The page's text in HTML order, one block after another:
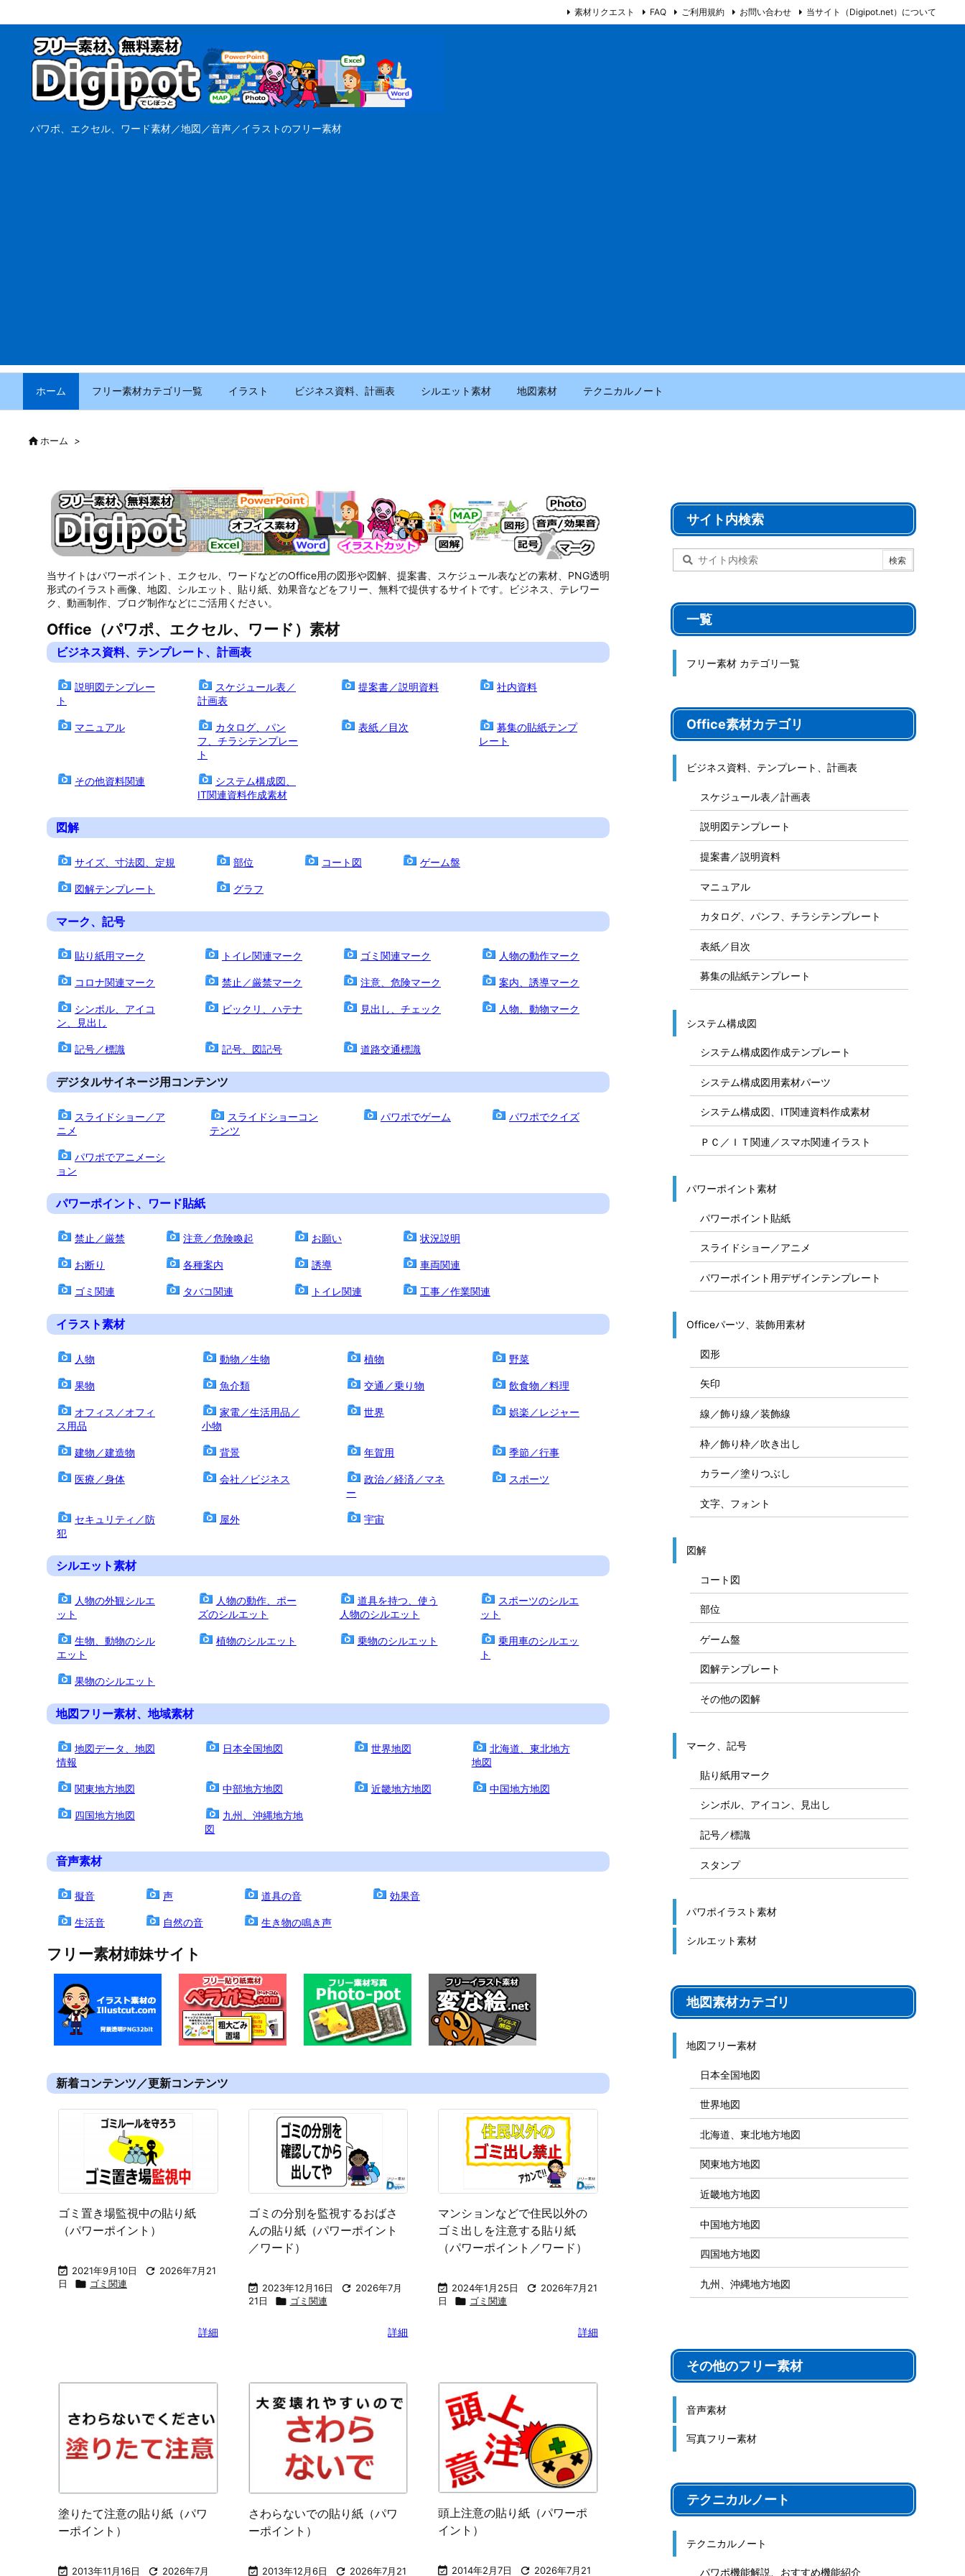
パワポ、エクセル、ワード素材／地図／音声／イラストのフリー素材
ホーム フリー素材カテゴリ一覧 イラスト ビジネス資料、計画表 シルエット素材 地図素材 テクニカルノート
素材リクエスト FAQ ご利用規約 お問い合わせ 当サイト（Digipot.net）について
ホーム >
当サイトはパワーポイント、エクセル、ワードなどのOffice用の図形や図解、提案書、スケジュール表などの素材、PNG透明
形式のイラスト画像、地図、シルエット、貼り紙、効果音などをフリー、無料で提供するサイトです。ビジネス、テレワー
ク、動画制作、ブログ制作などにご活用ください。
Office（パワポ、エクセル、ワード）素材
ビジネス資料、テンプレート、計画表
説明図テンプレー
ト
スケジュール表／
計画表
提案書／説明資料 社内資料
マニュアル
カタログ、パン
フ、チラシテンプレー
ト
表紙／目次
募集の貼紙テンプ
レート
その他資料関連
システム構成図、
IT関連資料作成素材
図解
サイズ、寸法図、定規 部位 コート図 ゲーム盤
図解テンプレート グラフ
マーク、記号
貼り紙用マーク トイレ関連マーク ゴミ関連マーク 人物の動作マーク
コロナ関連マーク 禁止／厳禁マーク 注意、危険マーク 案内、誘導マーク
シンボル、アイコ
ン、見出し
ビックリ、ハテナ 見出し、チェック 人物、動物マーク
記号／標識 記号、図記号 道路交通標識
デジタルサイネージ用コンテンツ
スライドショー／ア
ニメ
スライドショーコン
テンツ
パワポでゲーム パワポでクイズ
パワポでアニメーシ
ョン
パワーポイント、ワード貼紙
禁止／厳禁 注意／危険喚起 お願い 状況説明
お断り 各種案内 誘導 車両関連
ゴミ関連 タバコ関連 トイレ関連 工事／作業関連
イラスト素材
人物 動物／生物 植物 野菜
果物 魚介類 交通／乗り物 飲食物／料理
オフィス／オフィ
ス用品
家電／生活用品／
小物
世界 娯楽／レジャー
建物／建造物 背景 年賀用 季節／行事
医療／身体 会社／ビジネス
政治／経済／マネ
ー
スポーツ
セキュリティ／防
犯
屋外 宇宙
シルエット素材
人物の外観シルエ
ット
人物の動作、ポー
ズのシルエット
道具を持つ、使う
人物のシルエット
スポーツのシルエ
ット
生物、動物のシル
エット
植物のシルエット 乗物のシルエット
乗用車のシルエッ
ト
果物のシルエット
地図フリー素材、地域素材
地図データ、地図
情報
日本全国地図 世界地図
北海道、東北地方
地図
関東地方地図 中部地方地図 近畿地方地図 中国地方地図
四国地方地図
九州、沖縄地方地
図
音声素材
擬音 声 道具の音 効果音
生活音 自然の音 生き物の鳴き声
フリー素材姉妹サイト
新着コンテンツ／更新コンテンツ
ゴミ置き場監視中の貼り紙
（パワーポイント）
 2021年9月10日  2026年7月21
日
 ゴミ関連
詳細
ゴミの分別を監視するおばさ
んの貼り紙（パワーポイント
／ワード）
 2023年12月16日  2026年7月
21日
 ゴミ関連
詳細
マンションなどで住民以外の
ゴミ出しを注意する貼り紙
（パワーポイント／ワード）
 2024年1月25日  2026年7月21
日
 ゴミ関連
詳細
塗りたて注意の貼り紙（パワ
ーポイント）
 2013年11月16日  2026年7月
さわらないでの貼り紙（パワ
ーポイント）
 2013年12月6日  2026年7月21
頭上注意の貼り紙（パワーポ
イント）
 2014年2月7日  2026年7月21
サイト内検索
一覧
フリー素材 カテゴリ一覧
Office素材カテゴリ
ビジネス資料、テンプレート、計画表
スケジュール表／計画表
説明図テンプレート
提案書／説明資料
マニュアル
カタログ、パンフ、チラシテンプレート
表紙／目次
募集の貼紙テンプレート
システム構成図
システム構成図作成テンプレート
システム構成図用素材パーツ
システム構成図、IT関連資料作成素材
ＰＣ／ＩＴ関連／スマホ関連イラスト
パワーポイント素材
パワーポイント貼紙
スライドショー／アニメ
パワーポイント用デザインテンプレート
Officeパーツ、装飾用素材
図形
矢印
線／飾り線／装飾線
枠／飾り枠／吹き出し
カラー／塗りつぶし
文字、フォント
図解
コート図
部位
ゲーム盤
図解テンプレート
その他の図解
マーク、記号
貼り紙用マーク
シンボル、アイコン、見出し
記号／標識
スタンプ
パワポイラスト素材
シルエット素材
地図素材カテゴリ
地図フリー素材
日本全国地図
世界地図
北海道、東北地方地図
関東地方地図
近畿地方地図
中国地方地図
四国地方地図
九州、沖縄地方地図
その他のフリー素材
音声素材
写真フリー素材
テクニカルノート
テクニカルノート
パワポ機能解説、おすすめ機能紹介